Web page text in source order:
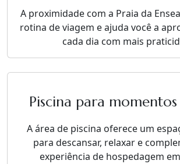
A proximidade com a Praia da
rotina de viagem e ajuda você a
cada dia com mais
Piscina para
A área de piscina oferece um
para descansar, relaxar e
experiência de hospedagem